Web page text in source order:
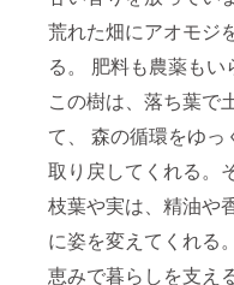
荒れた畑にアオモジ
る。 肥料も農薬もい
この樹は、落ち葉で
て、 森の循環をゆっ
取り戻してくれる。
枝葉や実は、精油や
に姿を変えてくれる
恵みで暮らしを支え